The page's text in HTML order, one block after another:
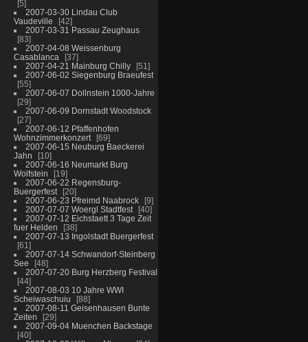
5
2007-03-30 Lindau Club
Vaudeville
42
2007-03-31 Passau Zeughaus
83
2007-04-08 Weissenburg
Casablanca
37
2007-04-21 Mainburg Chilly
51
2007-06-02 Siegenburg Braeufest
55
2007-06-07 Dollnstein 1000-Jahre
29
2007-06-09 Dornstadt Woodstock
27
2007-06-12 Pfaffenhofen
Wohnzimmerkonzert
69
2007-06-15 Neuburg Baeckerei
Jahn
10
2007-06-16 Neumarkt Burg
Wolfstein
19
2007-06-22 Regensburg-
Buergerfest
20
2007-06-23 Pfreimd Naabrock
9
2007-07-07 Woergl Stadtfest
40
2007-07-12 Eichstaett 3 Tage Zeit
fuer Helden
38
2007-07-13 Ingolstadt Buergerfest
61
2007-07-14 Schwandorf-Steinberg
See
48
2007-07-20 Burg Herzberg Festival
44
2007-08-03 10 Jahre WWI
Scheiwaschuiu
88
2007-08-11 Geisenhausen Bunte
Zeiten
29
2007-09-04 Muenchen Backstage
40